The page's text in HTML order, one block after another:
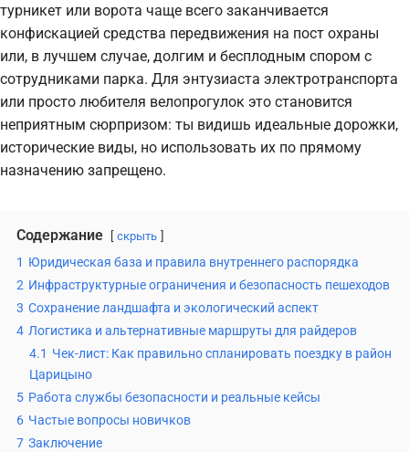
турникет или ворота чаще всего заканчивается
конфискацией средства передвижения на пост охраны
или, в лучшем случае, долгим и бесплодным спором с
сотрудниками парка. Для энтузиаста электротранспорта
или просто любителя велопрогулок это становится
неприятным сюрпризом: ты видишь идеальные дорожки,
исторические виды, но использовать их по прямому
назначению запрещено.
Содержание скрыть
1 Юридическая база и правила внутреннего распорядка
2 Инфраструктурные ограничения и безопасность пешеходов
3 Сохранение ландшафта и экологический аспект
4 Логистика и альтернативные маршруты для райдеров
4.1 Чек-лист: Как правильно спланировать поездку в район
Царицыно
5 Работа службы безопасности и реальные кейсы
6 Частые вопросы новичков
7 Заключение